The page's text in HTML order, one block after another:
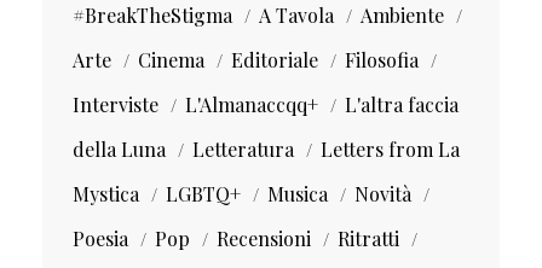
#BreakTheStigma A Tavola
Ambiente
Arte
Cinema Editoriale
Filosofia
Interviste
L'Almanaccqq+
L'altra faccia
della Luna
Letteratura
Letters from La
Mystica
LGBTQ+ Musica
Novità
Poesia
Pop Recensioni
Ritratti